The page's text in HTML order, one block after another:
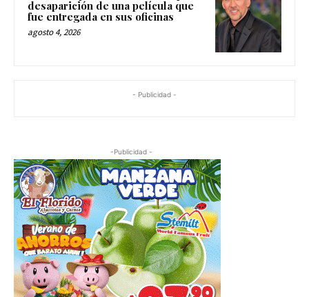
desaparición de una película que
fue entregada en sus oficinas
agosto 4, 2026
- Publicidad -
-Publicidad -